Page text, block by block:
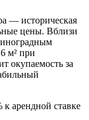
— историческая
цены. Вблизи
м² при
окупаемость за
к арендной ставке